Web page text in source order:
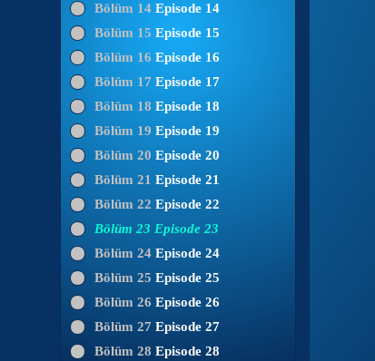
Bölüm 14 Episode 14
Bölüm 15 Episode 15
Bölüm 16 Episode 16
Bölüm 17 Episode 17
Bölüm 18 Episode 18
Bölüm 19 Episode 19
Bölüm 20 Episode 20
Bölüm 21 Episode 21
Bölüm 22 Episode 22
Bölüm 23 Episode 23
Bölüm 24 Episode 24
Bölüm 25 Episode 25
Bölüm 26 Episode 26
Bölüm 27 Episode 27
Bölüm 28 Episode 28